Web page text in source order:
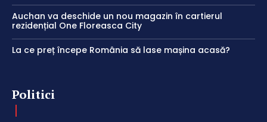
Auchan va deschide un nou magazin în cartierul
rezidențial One Floreasca City
La ce preț începe România să lase mașina acasă?
Politici